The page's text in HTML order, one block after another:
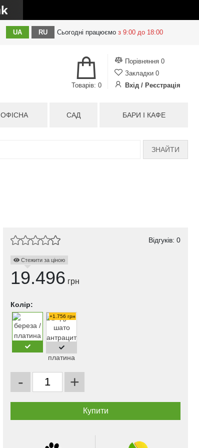
UA RU Сьогодні працюємо з 9:00 до 18:00
Порівняння 0
Закладки 0
Вхід / Реєстрація
Товарів: 0
ОФІСНА САД БАРИ І КАФЕ
ЗНАЙТИ
Відгуків: 0
Стежити за ціною
19.496 грн
Колір:
+1.756 грн
- +